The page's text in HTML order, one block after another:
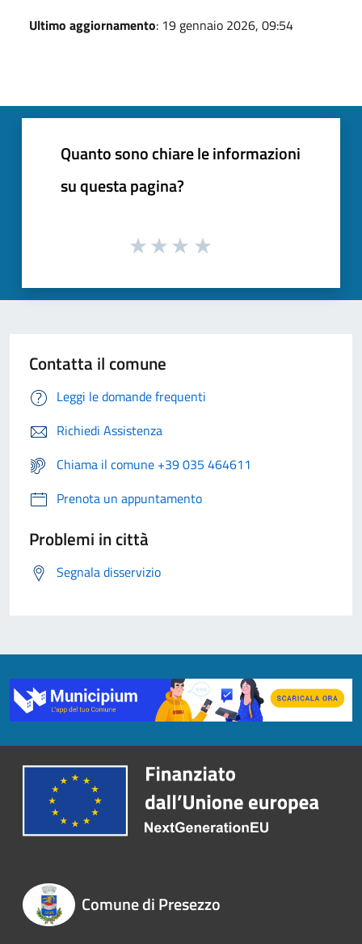
Ultimo aggiornamento: 19 gennaio 2026, 09:54
Quanto sono chiare le informazioni
su questa pagina?
Contatta il comune
Leggi le domande frequenti
Richiedi Assistenza
Chiama il comune +39 035 464611
Prenota un appuntamento
Problemi in città
Segnala disservizio
Comune di Presezzo